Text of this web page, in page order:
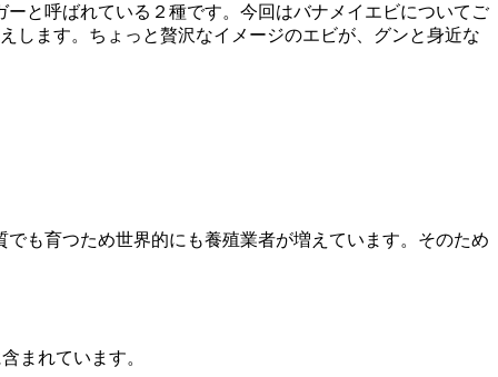
と呼ばれている２種です。今回はバナメイエビについてご
ます。ちょっと贅沢なイメージのエビが、グンと身近な
も育つため世界的にも養殖業者が増えています。そのため
まれています。